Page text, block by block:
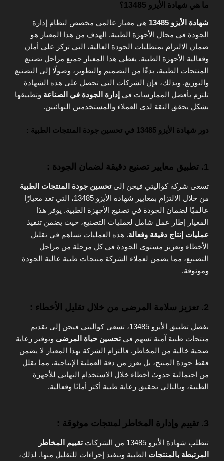
ما هي شهادة الأيزو 13485؟
شهادة الأيزو 13485
هي معيار عالمي مخصص لنظام إدارة
الجودة في مجال الأجهزة الطبية. الهدف من هذا المعيار هو
ضمان الالتزام بمتطلبات الجودة العالية، التي تركز على أمان
وفعالية الأجهزة الطبية. يغطي هذا المعيار جميع مراحل تصنيع
المنتجات الطبية، بدءًا من التصميم والتطوير، وصولًا إلى التصنيع
والتوزيع. وبذلك، فإن الشركات التي تحصل على هذه الشهادة
تلتزم بأفضل الممارسات في إدارة الجودة في الصناعة وتطبيقها
بشكل يحقق الثقة لدى العملاء والمستخدمين النهائيين.
دور شهادة الأيزو 13485 في تحسين جودة المنتجات الطبية :
1. تطبيق معايير تصنيع دقيقة لضمان الجودة :
تسعى شركة كواليتي فيجن إلىتحسين جودة المنتجات الطبية
من خلال الالتزام بمعايير شهادة الأيزو 13485، التي تعد معيارًا
عالميًا لضمان الجودة في تصنيع الأجهزة الطبية. يوفر هذا
المعيار إطار عمل شامل لعمليات التصنيع، حيث يضمن تنفيذ
عمليات إنتاج دقيقة وفعالة. هذه العمليات تساهم في تقليل
الأخطاء وتعزيز مستوى الجودة في كل مرحلة من مراحل
التصنيع، مما يضمن لعملاء الشركة منتجات طبية عالية الجودة
وموثوقة.
2. تعزيز سلامة المرضى من خلال تقليل الأخطاء :
بفضل تطبيق الأيزو 13485، تسعى كواليتي فيجن إلى تقديم
منتجات طبية آمنة تسهم فيتحسين حياة المرضى وتوفير رعاية
صحية خالية من المخاطر. فالتزام الشركة بهذا المعيار لا يضمن
فقط جودة المنتج، بل يعزز من دقة العملية الإنتاجية، مما يقلل
من احتمالية حدوث أخطاء خلال الاستخدام النهائي للأجهزة
الطبية، وبالتالي تحقيق رعاية طبية أكثر أمانًا وفعالية.
3. تقييم وإدارة المخاطر لمنتجات موثوقة :
تتطلب شهادة الأيزو 13485 من الشركات
تقييم المخاطر
المرتبطة بالمنتجات الطبية وتنفيذ إجراءات للتقليل منها. لذلك،